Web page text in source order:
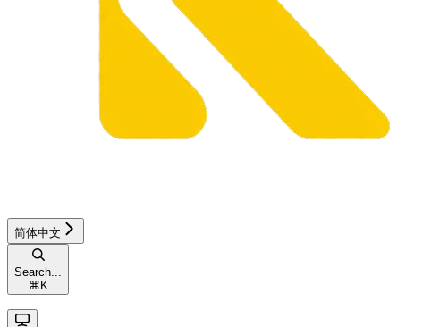
简体中文
Search...
⌘ K